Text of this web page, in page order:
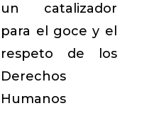
un catalizador
para el goce y el
respeto de los
Derechos
Humanos